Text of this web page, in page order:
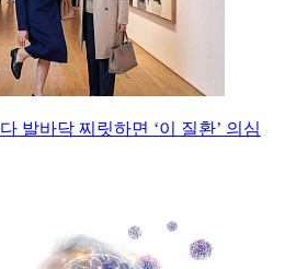
발바닥 찌릿하면 ‘이 질환’ 의심